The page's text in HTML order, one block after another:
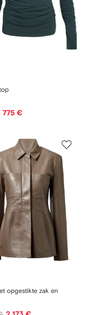
775 €
opgestikte zak en